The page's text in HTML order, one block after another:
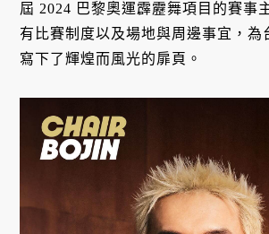
屆 2024 巴黎奧運霹靂舞項目的賽事
有比賽制度以及場地與周邊事宜，為
寫下了輝煌而風光的扉頁。